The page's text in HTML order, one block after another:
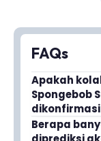
FAQs
Apakah
Spongebob
dikonfirmasi
Belum,
Berapa